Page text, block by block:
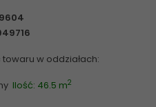
w oddziałach:
Ilość: 46.5 m2